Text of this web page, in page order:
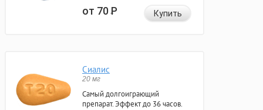
от 70Р Купить
Сиалис
20 мг
Самый долгоиграющий
препарат. Эффект до 36 часов.